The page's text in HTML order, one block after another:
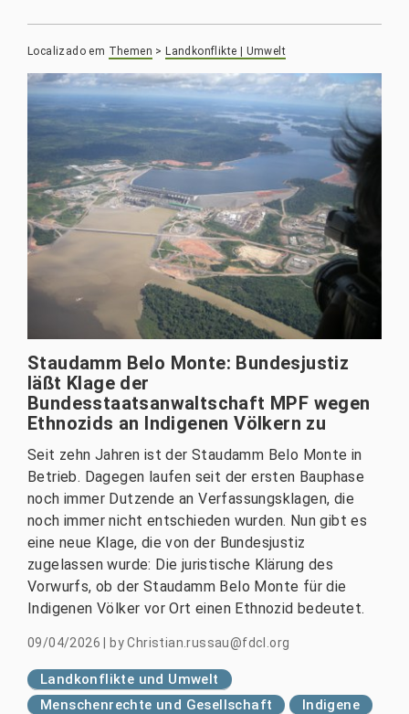
Localizado em Themen >Landkonflikte | Umwelt
Staudamm Belo Monte: Bundesjustiz
läßt Klage der
Bundesstaatsanwaltschaft MPF wegen
Ethnozids an Indigenen Völkern zu
Seit zehn Jahren ist der Staudamm Belo Monte in
Betrieb. Dagegen laufen seit der ersten Bauphase
noch immer Dutzende an Verfassungsklagen, die
noch immer nicht entschieden wurden. Nun gibt es
eine neue Klage, die von der Bundesjustiz
zugelassen wurde: Die juristische Klärung des
Vorwurfs, ob der Staudamm Belo Monte für die
Indigenen Völker vor Ort einen Ethnozid bedeutet.
09/04/2026|byChristian.russau@fdcl.org
Landkonflikte und Umwelt
Menschenrechte und Gesellschaft
Indigene